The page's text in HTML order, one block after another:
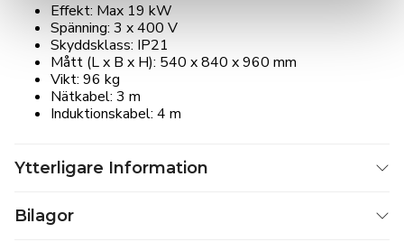
Effekt: Max 19 kW
Spänning: 3 x 400 V
Skyddsklass: IP21
Mått (L x B x H): 540 x 840 x 960 mm
Vikt: 96 kg
Nätkabel: 3 m
Induktionskabel: 4 m
Ytterligare Information
Bilagor